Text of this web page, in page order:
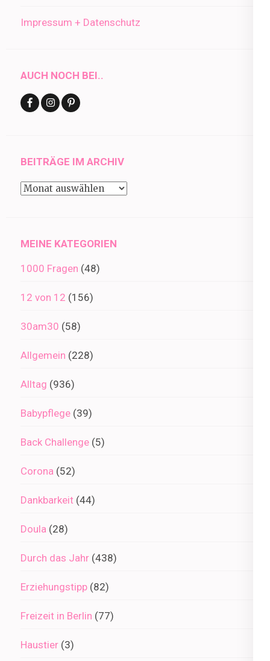
Impressum + Datenschutz
AUCH NOCH BEI..
BEITRÄGE IM ARCHIV
Beiträge
MEINE KATEGORIEN
1000 Fragen (48)
12 von 12 (156)
30am30 (58)
Allgemein (228)
Alltag (936)
Babypflege (39)
Back Challenge (5)
Corona (52)
Dankbarkeit (44)
Doula (28)
Durch das Jahr (438)
Erziehungstipp (82)
Freizeit in Berlin (77)
Haustier (3)